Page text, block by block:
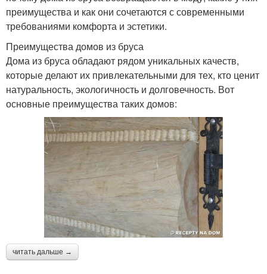
преимущества и как они сочетаются с современными
требованиями комфорта и эстетики.
Преимущества домов из бруса
Дома из бруса обладают рядом уникальных качеств,
которые делают их привлекательными для тех, кто ценит
натуральность, экологичность и долговечность. Вот
основные преимущества таких домов:
читать дальше →